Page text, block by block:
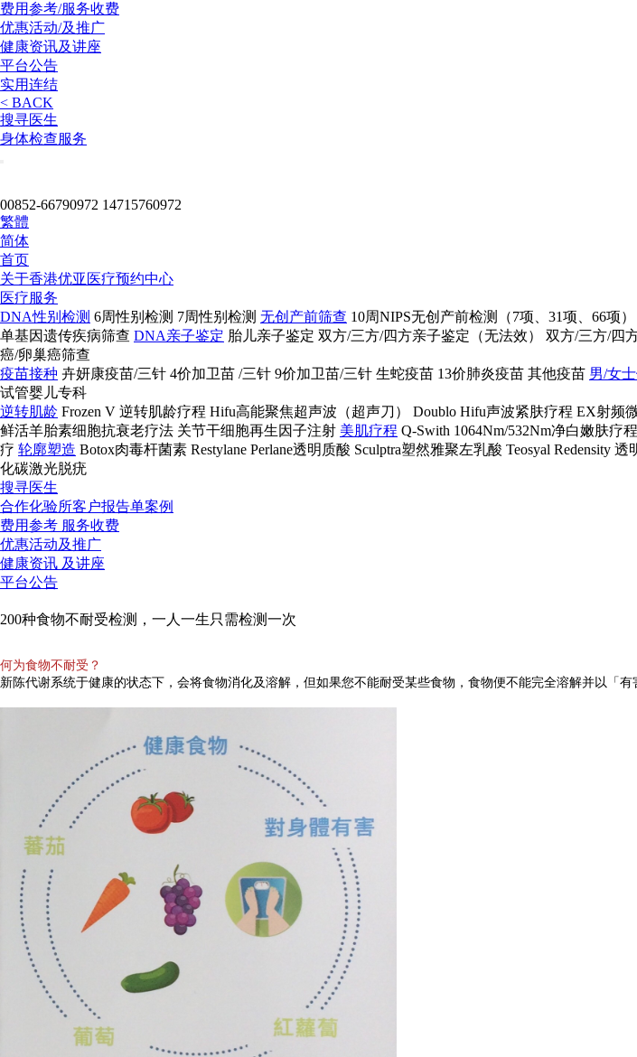
费用参考/服务收费
优惠活动/及推广
健康资讯及讲座
平台公告
实用连结
< BACK
搜寻医生
身体检查服务
00852-66790972 14715760972
繁體
简体
首页
关于香港优亚医疗预约中心
医疗服务
DNA性别检测 6周性别检测 7周性别检测 无创产前筛查 10周NIPS无创产前检测（7项、31项、66项）
单基因遗传疾病筛查 DNA亲子鉴定 胎儿亲子鉴定 双方/三方/四方亲子鉴定（无法效） 双方/三方/四
癌/卵巢癌筛查
疫苗接种 卉妍康疫苗/三针 4价加卫苗 /三针 9价加卫苗/三针 生蛇疫苗 13价肺炎疫苗 其他疫苗 男/女
试管婴儿专科
逆转肌龄 Frozen V 逆转肌龄疗程 Hifu高能聚焦超声波（超声刀） Doublo Hifu声波紧肤疗程 EX射频
鲜活羊胎素细胞抗衰老疗法 关节干细胞再生因子注射 美肌疗程 Q-Swith 1064Nm/532Nm净白嫩肤疗程
疗 轮廓塑造 Botox肉毒杆菌素 Restylane Perlane透明质酸 Sculptra塑然雅聚左乳酸 Teosyal Redensity 透
化碳激光脱疣
搜寻医生
合作化验所客户报告单案例
费用参考 服务收费
优惠活动及推广
健康资讯 及讲座
平台公告
200种食物不耐受检测，一人一生只需检测一次
何为食物不耐受？
新陈代谢系统于健康的状态下，会将食物消化及溶解，但如果您不能耐受某些食物，食物便不能完全溶解并以「